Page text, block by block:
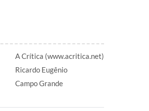
A Crítica (www.acritica.net)
Ricardo Eugênio
Campo Grande